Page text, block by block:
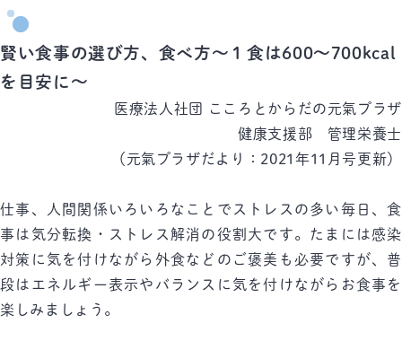
賢い食事の選び方、食べ方～１食は600～700kcal
を目安に～
医療法人社団 こころとからだの元氣プラザ
健康支援部　管理栄養士
（元氣プラザだより：2021年11月号更新）
仕事、人間関係いろいろなことでストレスの多い毎日、食
事は気分転換・ストレス解消の役割大です。たまには感染
対策に気を付けながら外食などのご褒美も必要ですが、普
段はエネルギー表示やバランスに気を付けながらお食事を
楽しみましょう。